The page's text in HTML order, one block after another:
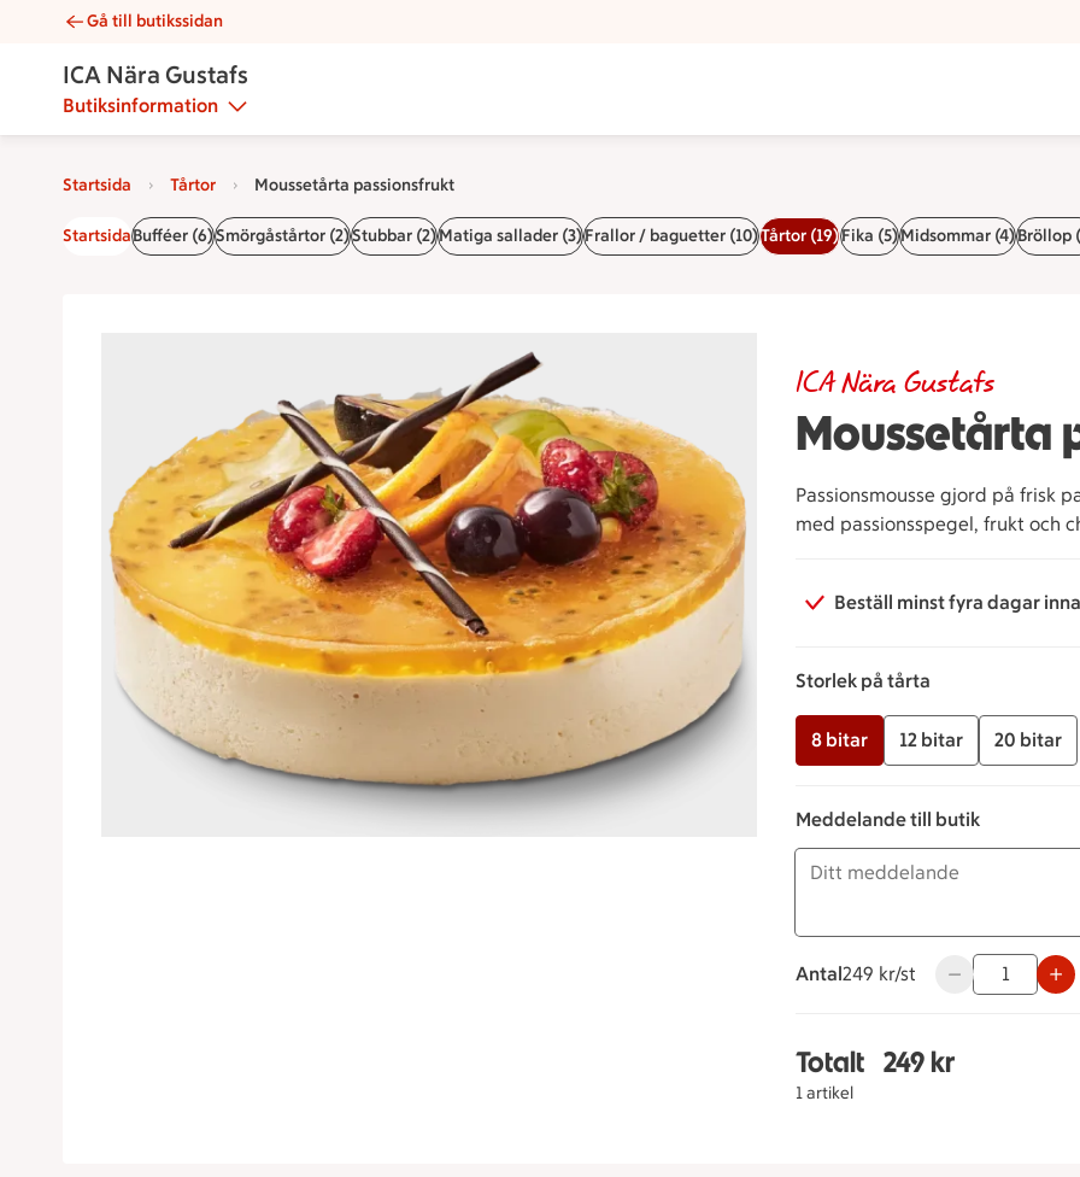
Moussetårta passionsfrukt | Catering ICA Nära Gustafs
Gå till butikssidan
ICA Nära Gustafs
Butiksinformation
Startsida Tårtor Moussetårta passionsfrukt
StartsidaBufféer (6)Smörgåstårtor (2)Stubbar (2)Matiga sallader (3)Frallor / baguetter (10)Tårtor (19)Fika (5)Midsommar (4)Bröllop
Moussetårta
ICA Nära Gustafs
Passionsmousse gjord på frisk
med passionsspegel, frukt och
Beställ minst fyra dagar
Storlek på tårta
8 bitar 12 bitar 20 bitar
Meddelande till butik
Antal
249 kronor styck
249 kr/st Använd
Totalt
1 artikel
Totalt 1 stycken
249 kr